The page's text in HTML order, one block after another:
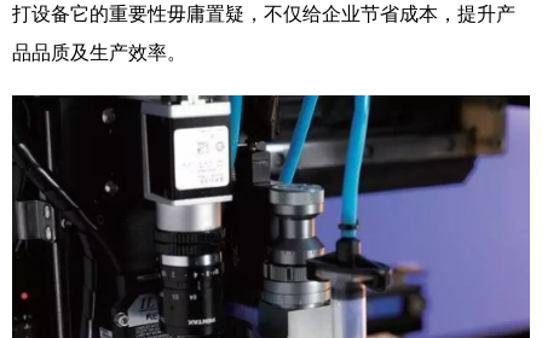
打设备它的重要性毋庸置疑，不仅给企业节省成本，提升产
品品质及生产效率。